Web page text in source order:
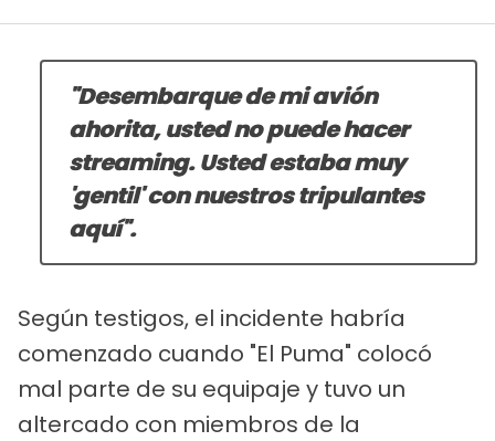
"Desembarque de mi avión
ahorita, usted no puede hacer
streaming. Usted estaba muy
'gentil' con nuestros tripulantes
aquí".
Según testigos, el incidente habría
comenzado cuando "El Puma" colocó
mal parte de su equipaje y tuvo un
altercado con miembros de la